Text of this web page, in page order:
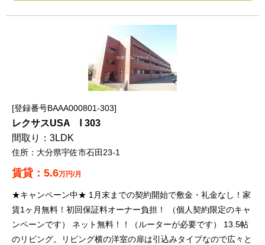
登録番号BAAA000801-303
レクサスUSA Ⅰ 303
3LDK
大分県宇佐市石田23-1
5.6万円/月
★キャンペーン中★ 1月末までの契約開始で敷金・礼金なし！家
賃1ヶ月無料！初回保証料オーナー負担！ （個人契約限定のキャ
ンペーンです） ネット無料！！（ルーターが必要です） 13.5帖
のリビング。リビング横の洋室の扉は引込みタイプなので広々と